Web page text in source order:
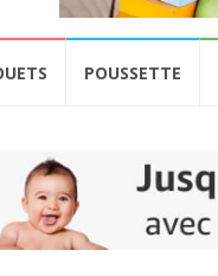
POUSSETTE